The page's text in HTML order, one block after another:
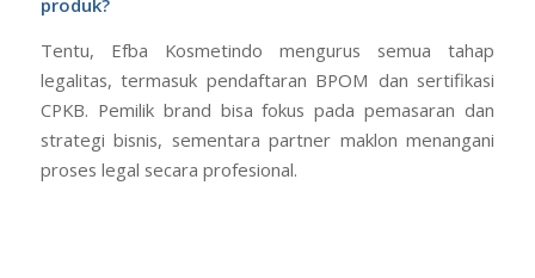
Tentu, Efba Kosmetindo mengurus semua tahap
legalitas, termasuk pendaftaran BPOM dan sertifikasi
CPKB. Pemilik brand bisa fokus pada pemasaran dan
strategi bisnis, sementara partner maklon menangani
proses legal secara profesional.